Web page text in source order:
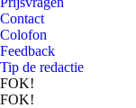
Contact
Colofon
Feedback
Tip de redactie
FOK!
FOK!